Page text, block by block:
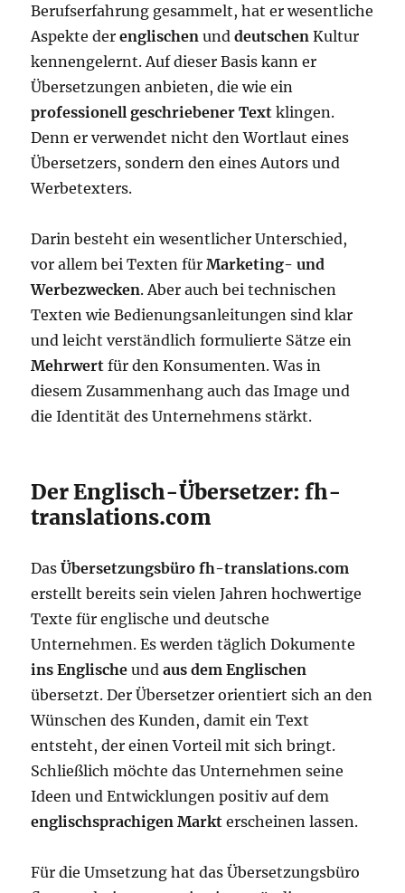
Berufserfahrung gesammelt, hat er wesentliche
Aspekte derenglischen unddeutschen Kultur
kennengelernt. Auf dieser Basis kann er
Übersetzungen anbieten, die wie ein
professionell geschriebener Text klingen.
Denn er verwendet nicht den Wortlaut eines
Übersetzers, sondern den eines Autors und
Werbetexters.
Darin besteht ein wesentlicher Unterschied,
vor allem bei Texten fürMarketing- und
Werbezwecken. Aber auch bei technischen
Texten wie Bedienungsanleitungen sind klar
und leicht verständlich formulierte Sätze ein
Mehrwert für den Konsumenten. Was in
diesem Zusammenhang auch das Image und
die Identität des Unternehmens stärkt.
Der Englisch-Übersetzer: fh-
translations.com
DasÜbersetzungsbüro fh-translations.com
erstellt bereits sein vielen Jahren hochwertige
Texte für englische und deutsche
Unternehmen. Es werden täglich Dokumente
ins Englische undaus dem Englischen
übersetzt. Der Übersetzer orientiert sich an den
Wünschen des Kunden, damit ein Text
entsteht, der einen Vorteil mit sich bringt.
Schließlich möchte das Unternehmen seine
Ideen und Entwicklungen positiv auf dem
englischsprachigen Markt erscheinen lassen.
Für die Umsetzung hat das Übersetzungsbüro